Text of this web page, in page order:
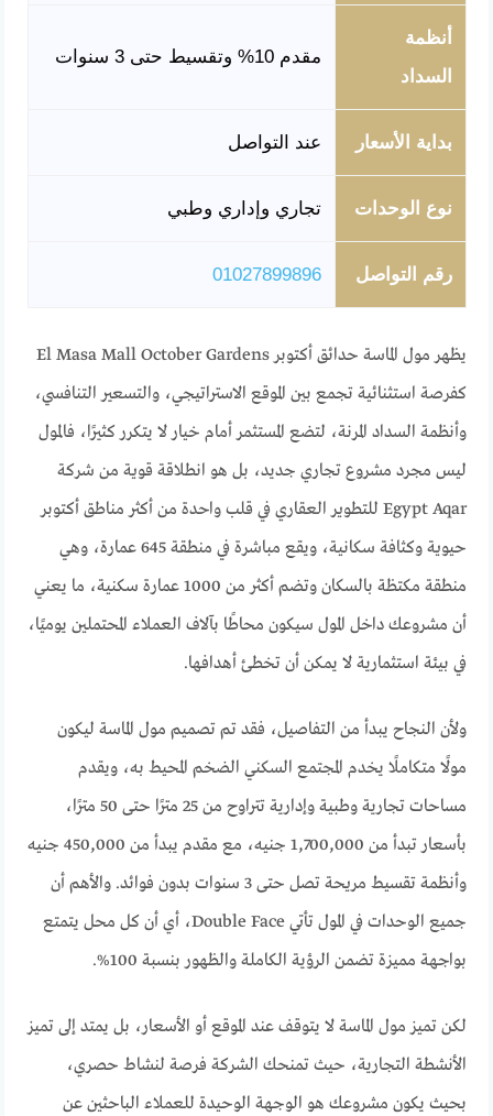
أنظمة
السداد
مقدم 10% وتقسيط حتى 3 سنوات
بداية الأسعار عند التواصل
نوع الوحدات تجاري وإداري وطبي
رقم التواصل 01027899896
يظهر مول الماسة حدائق أكتوبر El Masa Mall October Gardens
كفرصة استثنائية تجمع بين الموقع الاستراتيجي، والتسعير التنافسي،
وأنظمة السداد المرنة، لتضع المستثمر أمام خيار لا يتكرر كثيرًا، فالمول
ليس مجرد مشروع تجاري جديد، بل هو انطلاقة قوية من شركة
Egypt Aqar للتطوير العقاري في قلب واحدة من أكثر مناطق أكتوبر
حيوية وكثافة سكانية، ويقع مباشرة في منطقة 645 عمارة، وهي
منطقة مكتظة بالسكان وتضم أكثر من 1000 عمارة سكنية، ما يعني
أن مشروعك داخل المول سيكون محاطًا بآلاف العملاء المحتملين يوميًا،
في بيئة استثمارية لا يمكن أن تخطئ أهدافها.
ولأن النجاح يبدأ من التفاصيل، فقد تم تصميم مول الماسة ليكون
مولًا متكاملًا يخدم المجتمع السكني الضخم المحيط به، ويقدم
مساحات تجارية وطبية وإدارية تتراوح من 25 مترًا حتى 50 مترًا،
بأسعار تبدأ من 1,700,000 جنيه، مع مقدم يبدأ من 450,000 جنيه
وأنظمة تقسيط مريحة تصل حتى 3 سنوات بدون فوائد. والأهم أن
جميع الوحدات في المول تأتي Double Face، أي أن كل محل يتمتع
بواجهة مميزة تضمن الرؤية الكاملة والظهور بنسبة 100%.
لكن تميز مول الماسة لا يتوقف عند الموقع أو الأسعار، بل يمتد إلى تميز
الأنشطة التجارية، حيث تمنحك الشركة فرصة لنشاط حصري،
بحيث يكون مشروعك هو الوجهة الوحيدة للعملاء الباحثين عن